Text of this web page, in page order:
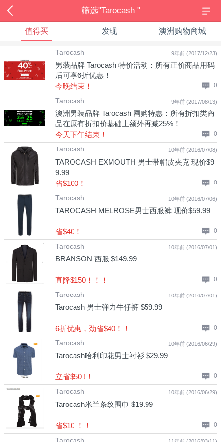
筛选"Tarocash "
值得买 发现 澳洲购物商城
9年前 (2017/12/23)
Tarocash
男装品牌 Tarocash 特价活动：所有正价商品用码
后可享6折优惠！
今晚结束！
0
9年前 (2017/08/13)
Tarocash
澳洲男装品牌 Tarocash 网购特惠：所有折扣类商
品在原有折扣价基础上额外再减25%！
今天下午结束！
0
10年前 (2016/07/08)
Tarocash
TAROCASH EXMOUTH 男士带帽皮夹克 现价$9
9.99
省$100！
0
10年前 (2016/07/06)
Tarocash
TAROCASH MELROSE男士西服裤 现价$59.99
省$40！ 0
10年前 (2016/07/01)
Tarocash
BRANSON 西服 $149.99
直降$150！！！ 0
10年前 (2016/07/01)
Tarocash
Tarocash 男士弹力牛仔裤 $59.99
6折优惠，劲省$40！！ 0
10年前 (2016/06/29)
Tarocash
Tarocash哈利印花男士衬衫 $29.99
立省$50 !！ 0
10年前 (2016/06/29)
Tarocash
Tarocash米兰条纹围巾 $19.99
省$10 ！！ 0
11年前 (2016/03/11)
Tarocash